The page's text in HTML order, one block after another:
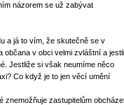
názorem se už zabývat
a já to vím, že skutečně se v
občana v obci velmi zvláštní a jestli
Jestliže si však neumíme něco
Co když je to jen věcí umění
znemožňuje zastupitelům